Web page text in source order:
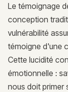
Le témoignage
conception
vulnérabilité
témoigne d'une
Cette lucidité
émotionnelle :
nous doit primer